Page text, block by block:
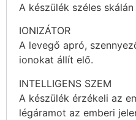
A készülék széles
IONIZÁTOR
A levegő apró,
ionokat állít elő.
INTELLIGENS SZEM
A készülék érzékeli az
légáramot az emberi